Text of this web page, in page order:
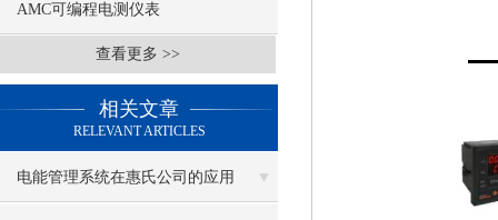
AMC可编程电测仪表
查看更多 >>
相关文章
RELEVANT ARTICLES
电能管理系统在惠氏公司的应用